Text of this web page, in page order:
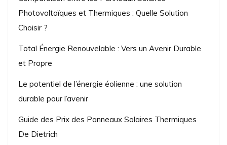
Photovoltaïques et Thermiques : Quelle Solution
Choisir ?
Total Énergie Renouvelable : Vers un Avenir Durable
et Propre
Le potentiel de l’énergie éolienne : une solution
durable pour l’avenir
Guide des Prix des Panneaux Solaires Thermiques
De Dietrich